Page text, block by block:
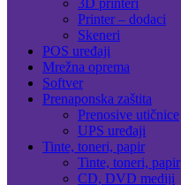
3D printeri
Printer – dodaci
Skeneri
POS uređaji
Mrežna oprema
Softver
Prenaponska zaštita
Prenosive utičnice
UPS uređaji
Tinte, toneri, papir
Tinte, toneri, papir
CD, DVD mediji